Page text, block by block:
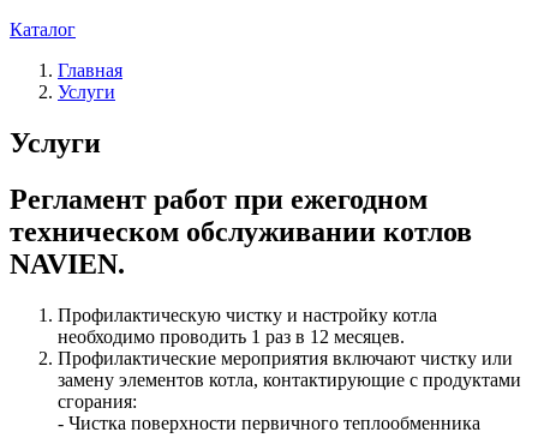
Каталог
Главная
Услуги
Услуги
Регламент работ при ежегодном
техническом обслуживании котлов
NAVIEN.
Профилактическую чистку и настройку котла
необходимо проводить 1 раз в 12 месяцев.
Профилактические мероприятия включают чистку или
замену элементов котла, контактирующие с продуктами
сгорания:
- Чистка поверхности первичного теплообменника